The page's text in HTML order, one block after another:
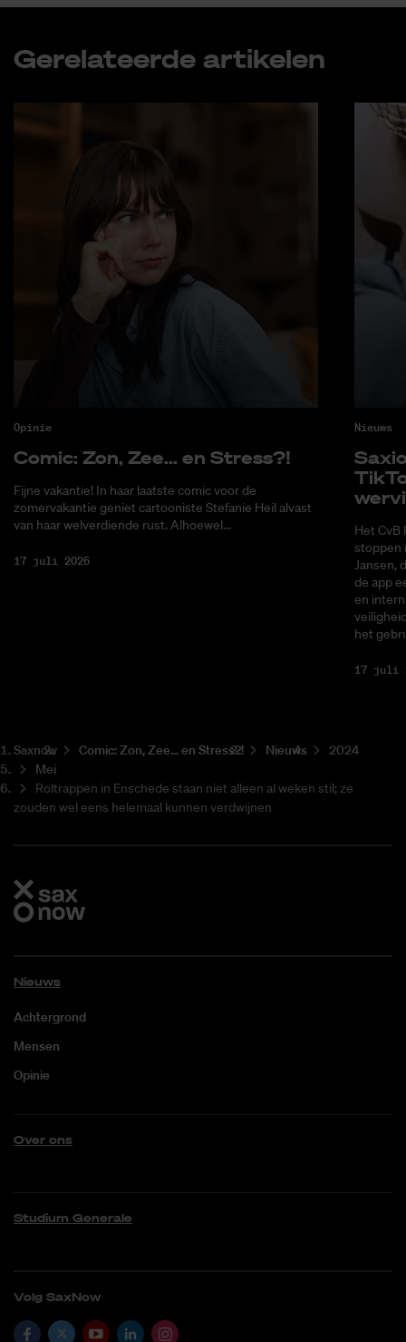
Ge­re­la­teer­de ar­ti­ke­len
Opinie
Co­mic: Zon, Zee... en Stress?!
Fijne vakantie! In haar laatste comic voor de
zomervakantie geniet cartooniste Stefanie Heil alvast
van haar welverdiende rust. Alhoewel...
17 juli 2026
Nieuws
Het CvB
stoppen
Jansen,
de app
en
het
17 juli
Saxnow Co­mic: Zon, Zee... en Stress?! Nieuws
2024
Mei
Roltrappen in Enschede staan niet alleen al weken stil; ze
zouden wel eens helemaal kunnen verdwijnen
Nieuws
Achtergrond
Mensen
Opinie
Over ons
Studium Generale
Volg SaxNow